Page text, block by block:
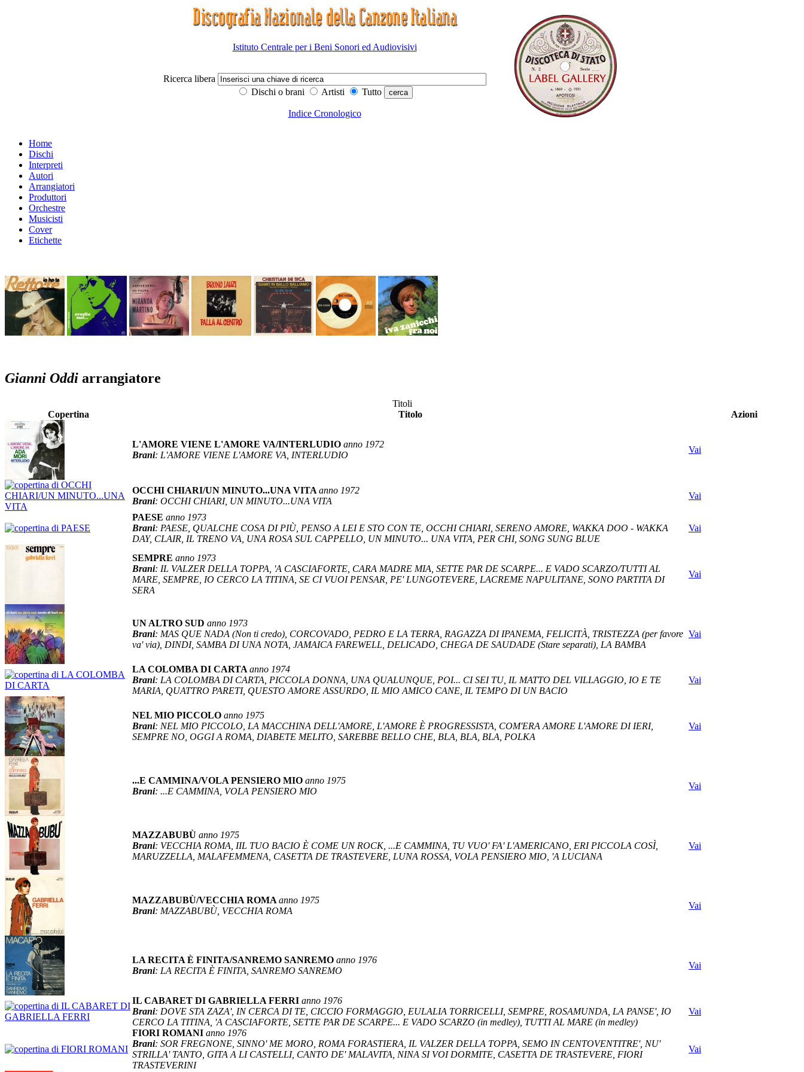
Istituto Centrale per i Beni Sonori ed Audiovisivi
Ricerca libera
Dischi o brani
Artisti Tutto
Indice Cronologico
Home
Dischi
Interpreti
Autori
Arrangiatori
Produttori
Orchestre
Musicisti
Cover
Etichette
Gianni Oddi arrangiatore
Titoli
Copertina
Titolo Azioni
L'AMORE VIENE L'AMORE VA/INTERLUDIO anno 1972
Brani: L'AMORE VIENE L'AMORE VA, INTERLUDIO
Vai
OCCHI CHIARI/UN MINUTO...UNA VITA anno 1972
Brani: OCCHI CHIARI, UN MINUTO...UNA VITA
Vai
PAESE anno 1973
Brani: PAESE, QUALCHE COSA DI PIÙ, PENSO A LEI E STO CON TE, OCCHI CHIARI, SERENO AMORE, WAKKA DOO - WAKKA
DAY, CLAIR, IL TRENO VA, UNA ROSA SUL CAPPELLO, UN MINUTO... UNA VITA, PER CHI, SONG SUNG BLUE
Vai
SEMPRE anno 1973
Brani: IL VALZER DELLA TOPPA, 'A CASCIAFORTE, CARA MADRE MIA, SETTE PAR DE SCARPE... E VADO SCARZO/TUTTI AL
MARE, SEMPRE, IO CERCO LA TITINA, SE CI VUOI PENSAR, PE' LUNGOTEVERE, LACREME NAPULITANE, SONO PARTITA DI
SERA
Vai
UN ALTRO SUD anno 1973
Brani: MAS QUE NADA (Non ti credo), CORCOVADO, PEDRO E LA TERRA, RAGAZZA DI IPANEMA, FELICITÀ, TRISTEZZA (per favore
va' via), DINDI, SAMBA DI UNA NOTA, JAMAICA FAREWELL, DELICADO, CHEGA DE SAUDADE (Stare separati), LA BAMBA
Vai
LA COLOMBA DI CARTA anno 1974
Brani: LA COLOMBA DI CARTA, PICCOLA DONNA, UNA QUALUNQUE, POI... CI SEI TU, IL MATTO DEL VILLAGGIO, IO E TE
MARIA, QUATTRO PARETI, QUESTO AMORE ASSURDO, IL MIO AMICO CANE, IL TEMPO DI UN BACIO
Vai
NEL MIO PICCOLO anno 1975
Brani: NEL MIO PICCOLO, LA MACCHINA DELL'AMORE, L'AMORE È PROGRESSISTA, COM'ERA AMORE L'AMORE DI IERI,
SEMPRE NO, OGGI A ROMA, DIABETE MELITO, SAREBBE BELLO CHE, BLA, BLA, BLA, POLKA
Vai
...E CAMMINA/VOLA PENSIERO MIO anno 1975
Brani: ...E CAMMINA, VOLA PENSIERO MIO
Vai
MAZZABUBÙ anno 1975
Brani: VECCHIA ROMA, IIL TUO BACIO È COME UN ROCK, ...E CAMMINA, TU VUO' FA' L'AMERICANO, ERI PICCOLA COSÌ,
MARUZZELLA, MALAFEMMENA, CASETTA DE TRASTEVERE, LUNA ROSSA, VOLA PENSIERO MIO, 'A LUCIANA
Vai
MAZZABUBÙ/VECCHIA ROMA anno 1975
Brani: MAZZABUBÙ, VECCHIA ROMA
Vai
LA RECITA È FINITA/SANREMO SANREMO anno 1976
Brani: LA RECITA È FINITA, SANREMO SANREMO
Vai
IL CABARET DI GABRIELLA FERRI anno 1976
Brani: DOVE STA ZAZA', IN CERCA DI TE, CICCIO FORMAGGIO, EULALIA TORRICELLI, SEMPRE, ROSAMUNDA, LA PANSE', IO
CERCO LA TITINA, 'A CASCIAFORTE, SETTE PAR DE SCARPE... E VADO SCARZO (in medley), TUTTI AL MARE (in medley)
Vai
FIORI ROMANI anno 1976
Brani: SOR FREGNONE, SINNO' ME MORO, ROMA FORASTIERA, IL VALZER DELLA TOPPA, SEMO IN CENTOVENTITRE', NU'
STRILLA' TANTO, GITA A LI CASTELLI, CANTO DE' MALAVITA, NINA SI VOI DORMITE, CASETTA DE TRASTEVERE, FIORI
TRASTEVERINI
Vai